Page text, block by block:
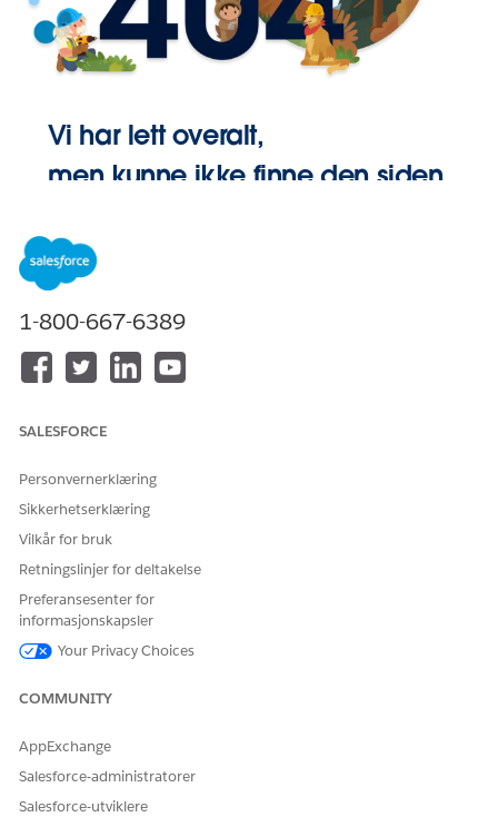
Vi har lett overalt,
men kunne ikke finne den siden.
1-800-667-6389
SALESFORCE
Personvernerklæring
Sikkerhetserklæring
Vilkår for bruk
Retningslinjer for deltakelse
Preferansesenter for
informasjonskapsler
Your Privacy Choices
COMMUNITY
AppExchange
Salesforce-administratorer
Salesforce-utviklere